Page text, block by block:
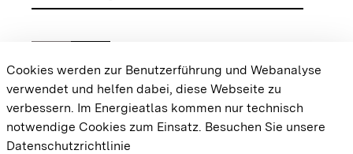
Zur vorhergehenden Folie springen
chevron_rightZur nächsten Folie springen
{{#displayPraxisbeispielMap}} {{{body}}}
{{/displayPraxisbeispielMap}}
Cookies werden zur Benutzerführung und Webanalyse
verwendet und helfen dabei, diese Webseite zu
verbessern. Im Energieatlas kommen nur technisch
notwendige Cookies zum Einsatz. Besuchen Sie unsere
Datenschutzrichtlinie